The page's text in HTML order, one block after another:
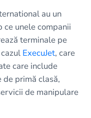
au un
ce unele companii
terminale pe
ExecuJet, care
care include
primă clasă,
de manipulare